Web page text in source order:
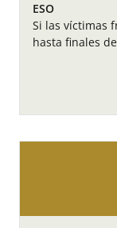
ESO
Si las víctimas
hasta finales